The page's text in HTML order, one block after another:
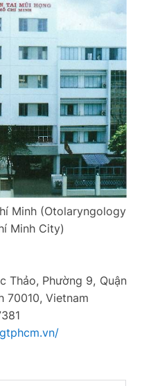
Minh (Otolaryngology
Minh City)
Thảo, Phường 9, Quận
70010, Vietnam